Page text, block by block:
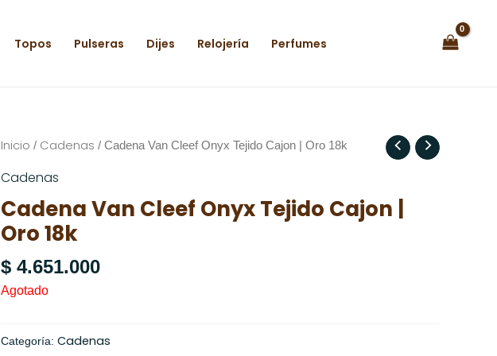
Topos Pulseras Dijes Relojería Perfumes
Inicio / Cadenas / Cadena Van Cleef Onyx Tejido Cajon | Oro 18k
Cadenas
Cadena Van Cleef Onyx Tejido Cajon |
Oro 18k
$ 4.651.000
Agotado
Categoría: Cadenas